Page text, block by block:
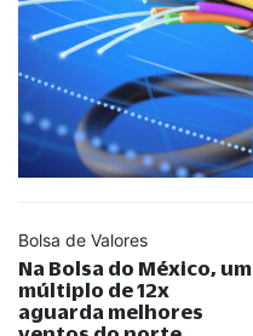
Bolsa de Valores
Na Bolsa do México, um
múltiplo de 12x
aguarda melhores